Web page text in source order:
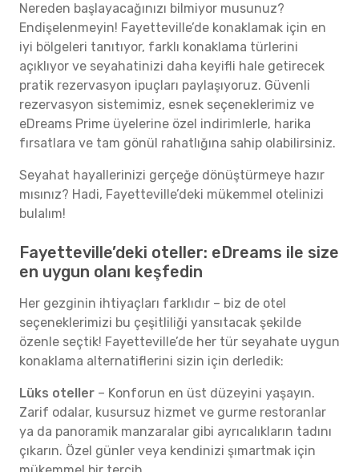
Nereden başlayacağınızı bilmiyor musunuz?
Endişelenmeyin! Fayetteville’de konaklamak için en
iyi bölgeleri tanıtıyor, farklı konaklama türlerini
açıklıyor ve seyahatinizi daha keyifli hale getirecek
pratik rezervasyon ipuçları paylaşıyoruz. Güvenli
rezervasyon sistemimiz, esnek seçeneklerimiz ve
eDreams Prime üyelerine özel indirimlerle, harika
fırsatlara ve tam gönül rahatlığına sahip olabilirsiniz.
Seyahat hayallerinizi gerçeğe dönüştürmeye hazır
mısınız? Hadi, Fayetteville’deki mükemmel otelinizi
bulalım!
Fayetteville’deki oteller: eDreams ile size
en uygun olanı keşfedin
Her gezginin ihtiyaçları farklıdır – biz de otel
seçeneklerimizi bu çeşitliliği yansıtacak şekilde
özenle seçtik! Fayetteville’de her tür seyahate uygun
konaklama alternatiflerini sizin için derledik:
Lüks oteller – Konforun en üst düzeyini yaşayın.
Zarif odalar, kusursuz hizmet ve gurme restoranlar
ya da panoramik manzaralar gibi ayrıcalıkların tadını
çıkarın. Özel günler veya kendinizi şımartmak için